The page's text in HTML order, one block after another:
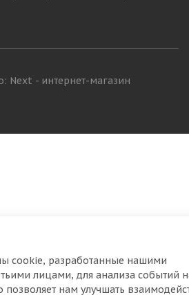
Next - интернет-магазин
cookie, разработанные нашими
лицами, для анализа событий
позволяет нам улучшать